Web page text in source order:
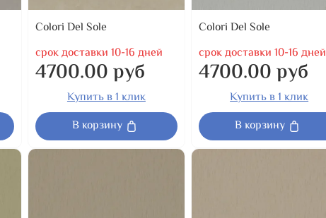
Colori Del Sole
срок доставки 10-16 дней
4700.00 руб
Купить в 1 клик
В корзину
Colori Del Sole
срок доставки 10-16 дней
4700.00 руб
Купить в 1 клик
В корзину